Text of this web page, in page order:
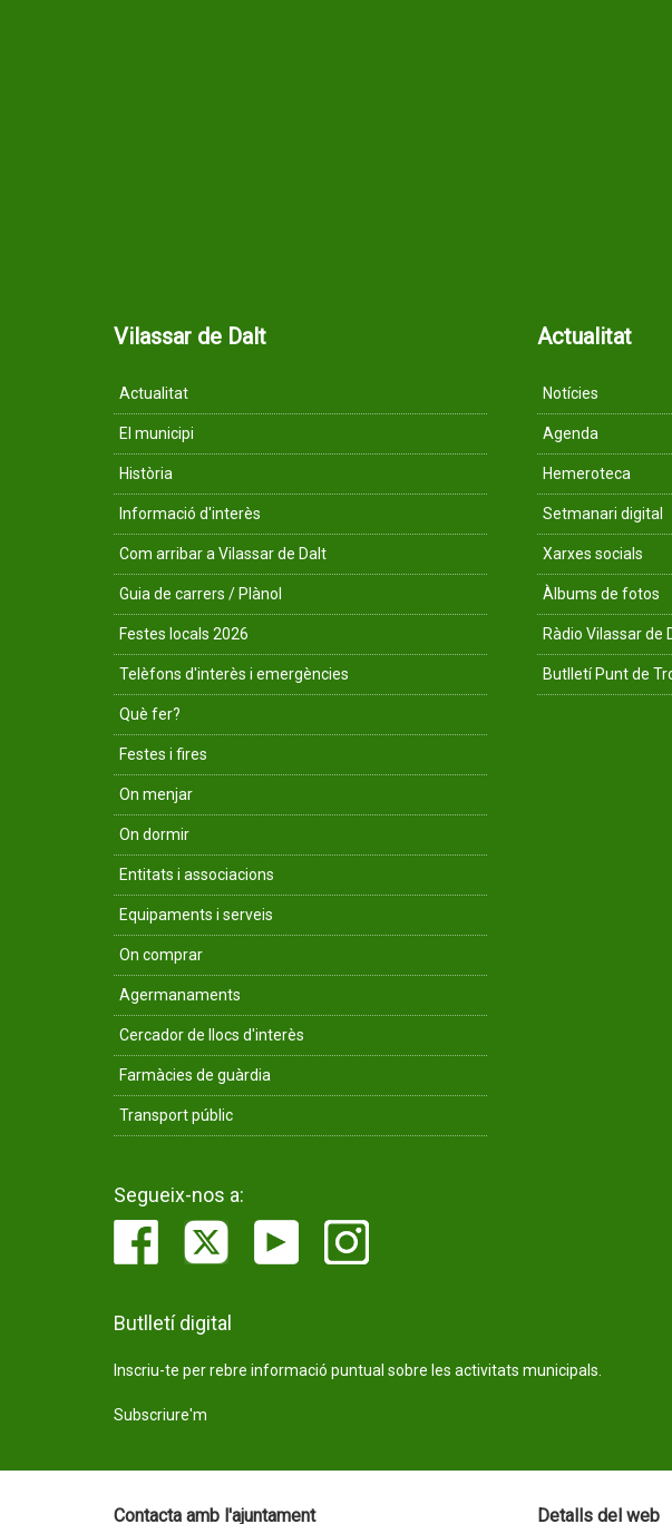
Vilassar de Dalt
Actualitat
El municipi
Història
Informació d'interès
Com arribar a Vilassar de Dalt
Guia de carrers / Plànol
Festes locals 2026
Telèfons d'interès i emergències
Què fer?
Festes i fires
On menjar
On dormir
Entitats i associacions
Equipaments i serveis
On comprar
Agermanaments
Cercador de llocs d'interès
Farmàcies de guàrdia
Transport públic
Actualitat
Notícies
Agenda
Hemeroteca
Setmanari digital
Xarxes socials
Àlbums de fotos
Ràdio Vilassar de
Butlletí Punt de
Segueix-nos a:
Butlletí digital
Inscriu-te per rebre informació puntual sobre les activitats municipals.
Subscriure'm
Contacta amb l'ajuntament Detalls del web